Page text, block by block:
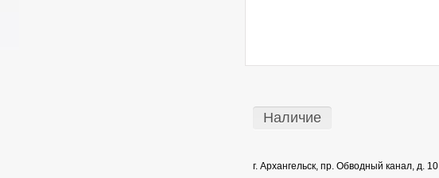
Наличие
г. Архангельск, пр. Обводный канал, д. 10